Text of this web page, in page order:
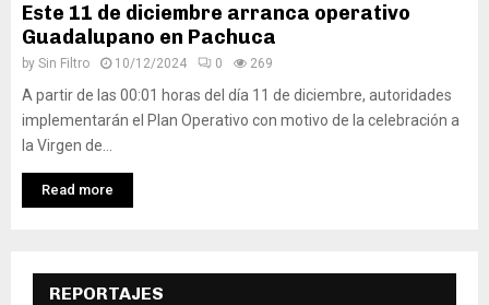
Este 11 de diciembre arranca operativo
Guadalupano en Pachuca
by Sin Filtro 10/12/2024 0 269
A partir de las 00:01 horas del día 11 de diciembre, autoridades
implementarán el Plan Operativo con motivo de la celebración a
la Virgen de...
Read more
REPORTAJES